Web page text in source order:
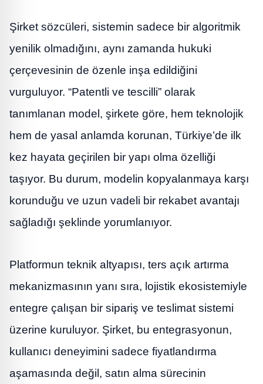
Şirket sözcüleri, sistemin sadece bir algoritmik
yenilik olmadığını, aynı zamanda hukuki
çerçevesinin de özenle inşa edildiğini
vurguluyor. “Patentli ve tescilli” olarak
tanımlanan model, şirkete göre, hem teknolojik
hem de yasal anlamda korunan, Türkiye’de ilk
kez hayata geçirilen bir yapı olma özelliği
taşıyor. Bu durum, modelin kopyalanmaya karşı
korunduğu ve uzun vadeli bir rekabet avantajı
sağladığı şeklinde yorumlanıyor.
Platformun teknik altyapısı, ters açık artırma
mekanizmasının yanı sıra, lojistik ekosistemiyle
entegre çalışan bir sipariş ve teslimat sistemi
üzerine kuruluyor. Şirket, bu entegrasyonun,
kullanıcı deneyimini sadece fiyatlandırma
aşamasında değil, satın alma sürecinin